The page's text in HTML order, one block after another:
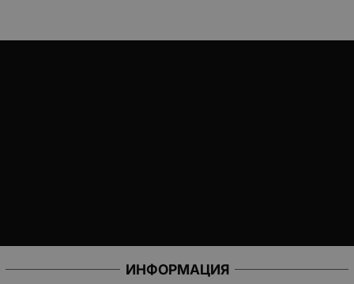
ИНФОРМАЦИЯ